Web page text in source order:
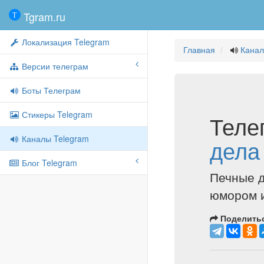
Tgram.ru
Локализация Telegram
Версии телеграм
Боты Телеграм
Стикеры Telegram
Каналы Telegram
Блог Telegram
Главная
дела
Печные
юмором